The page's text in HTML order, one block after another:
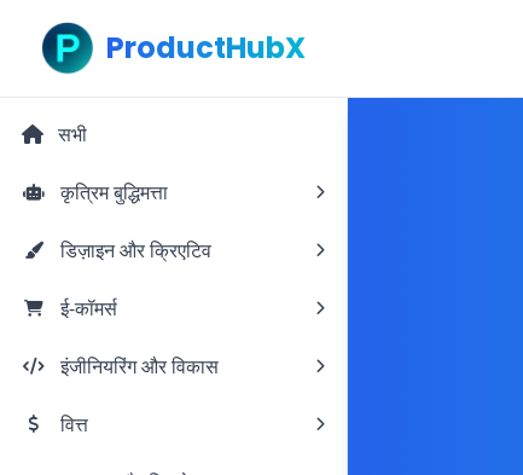
ProductHubX
सभी
कृत्रिम बुद्धिमत्ता
डिज़ाइन और क्रिएटिव
ई-कॉमर्स
इंजीनियरिंग और विकास
वित्त